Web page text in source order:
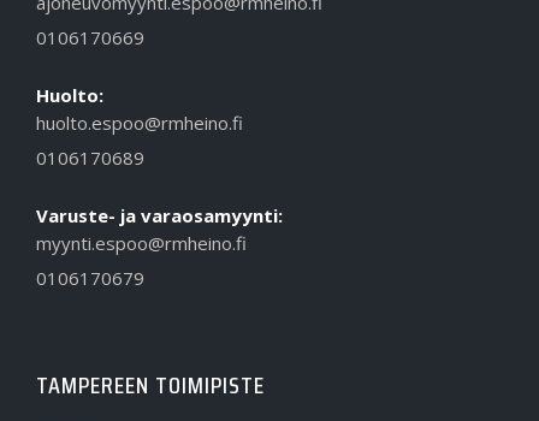
0106170669
Huolto:
huolto.espoo@rmheino.fi
0106170689
Varuste- ja varaosamyynti:
myynti.espoo@rmheino.fi
0106170679
TAMPEREEN TOIMIPISTE